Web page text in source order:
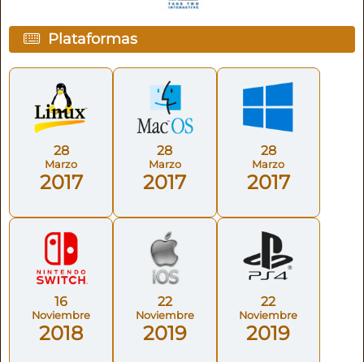
Plataformas
28
Marzo
2017
28
Marzo
2017
28
Marzo
2017
16
Noviembre
2018
22
Noviembre
2019
22
Noviembre
2019